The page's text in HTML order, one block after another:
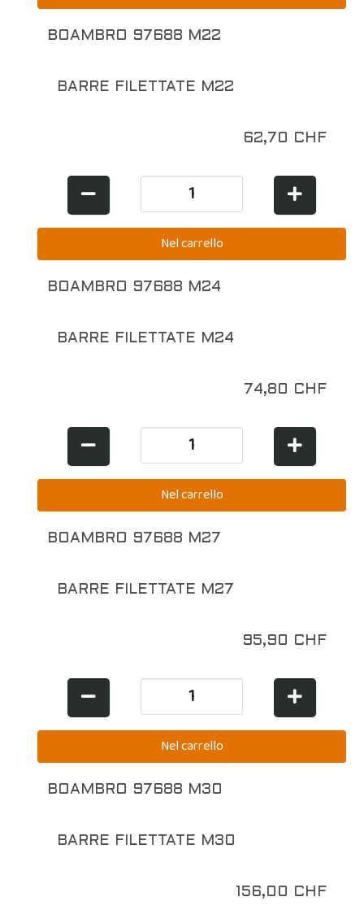
BOAMBRO 97688 M22
BARRE FILETTATE M22
62,70 CHF
BOAMBRO 97688 M24
BARRE FILETTATE M24
74,80 CHF
BOAMBRO 97688 M27
BARRE FILETTATE M27
95,90 CHF
BOAMBRO 97688 M30
BARRE FILETTATE M30
156,00 CHF